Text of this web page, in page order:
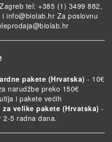
tel: +385 (1) 3499 882,
i info@biolab.hr Za poslovnu
pakete (Hrvatska) - 10€
narudžbe preko 150€
i pakete većih
velike pakete (Hrvatska) -
2-5 radna dana.